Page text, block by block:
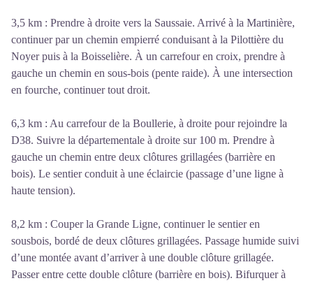
3,5 km : Prendre à droite vers la Saussaie. Arrivé à la Martinière,
continuer par un chemin empierré conduisant à la Pilottière du
Noyer puis à la Boisselière. À un carrefour en croix, prendre à
gauche un chemin en sous-bois (pente raide). À une intersection
en fourche, continuer tout droit.
6,3 km : Au carrefour de la Boullerie, à droite pour rejoindre la
D38. Suivre la départementale à droite sur 100 m. Prendre à
gauche un chemin entre deux clôtures grillagées (barrière en
bois). Le sentier conduit à une éclaircie (passage d’une ligne à
haute tension).
8,2 km : Couper la Grande Ligne, continuer le sentier en
sousbois, bordé de deux clôtures grillagées. Passage humide suivi
d’une montée avant d’arriver à une double clôture grillagée.
Passer entre cette double clôture (barrière en bois). Bifurquer à